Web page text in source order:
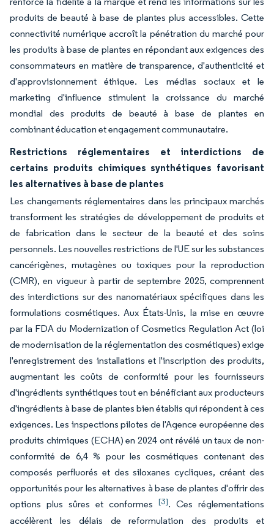
produits de beauté à base de plantes plus accessibles. Cette
connectivité numérique accroît la pénétration du marché pour
les produits à base de plantes en répondant aux exigences des
consommateurs en matière de transparence, d'authenticité et
d'approvisionnement éthique. Les médias sociaux et le
marketing d'influence stimulent la croissance du marché
mondial des produits de beauté à base de plantes en
combinant éducation et engagement communautaire.
Restrictions réglementaires et interdictions de
certains produits chimiques synthétiques favorisant
les alternatives à base de plantes
Les changements réglementaires dans les principaux marchés
transforment les stratégies de développement de produits et
de fabrication dans le secteur de la beauté et des soins
personnels. Les nouvelles restrictions de l'UE sur les substances
cancérigènes, mutagènes ou toxiques pour la reproduction
(CMR), en vigueur à partir de septembre 2025, comprennent
des interdictions sur des nanomatériaux spécifiques dans les
formulations cosmétiques. Aux États-Unis, la mise en œuvre
par la FDA du Modernization of Cosmetics Regulation Act (loi
de modernisation de la réglementation des cosmétiques) exige
l'enregistrement des installations et l'inscription des produits,
augmentant les coûts de conformité pour les fournisseurs
d'ingrédients synthétiques tout en bénéficiant aux producteurs
d'ingrédients à base de plantes bien établis qui répondent à ces
exigences. Les inspections pilotes de l'Agence européenne des
produits chimiques (ECHA) en 2024 ont révélé un taux de non-
conformité de 6,4 % pour les cosmétiques contenant des
composés perfluorés et des siloxanes cycliques, créant des
opportunités pour les alternatives à base de plantes d'offrir des
options plus sûres et conformes [3]. Ces réglementations
accélèrent les délais de reformulation des produits et